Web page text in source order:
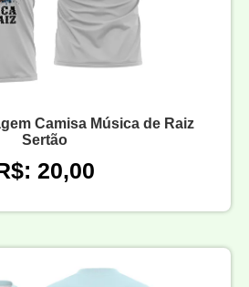
Camisa Música de Raiz
Sertão
20,00